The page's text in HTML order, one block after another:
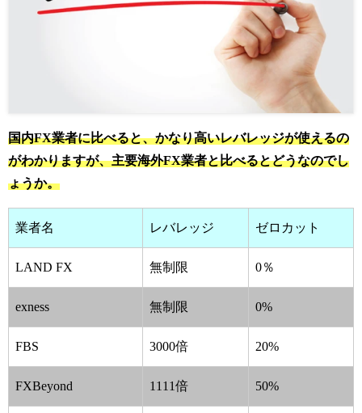
国内FX業者に比べると、かなり高いレバレッジが使えるの
がわかりますが、主要海外FX業者と比べるとどうなのでし
ょうか。
業者名 レバレッジ ゼロカット
LAND FX 無制限 0％
exness 無制限 0%
FBS 3000倍 20%
FXBeyond 1111倍 50%